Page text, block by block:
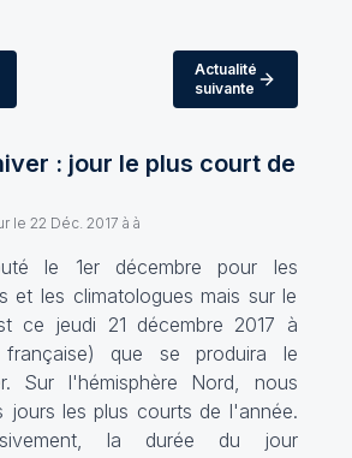
Actualité
suivante
: jour le plus court de
le 22 Déc. 2017 à à
le 1er décembre pour les
et les climatologues mais sur le
ce jeudi 21 décembre 2017 à
française) que se produira le
Sur l'hémisphère Nord, nous
jours les plus courts de l'année.
la durée du jour